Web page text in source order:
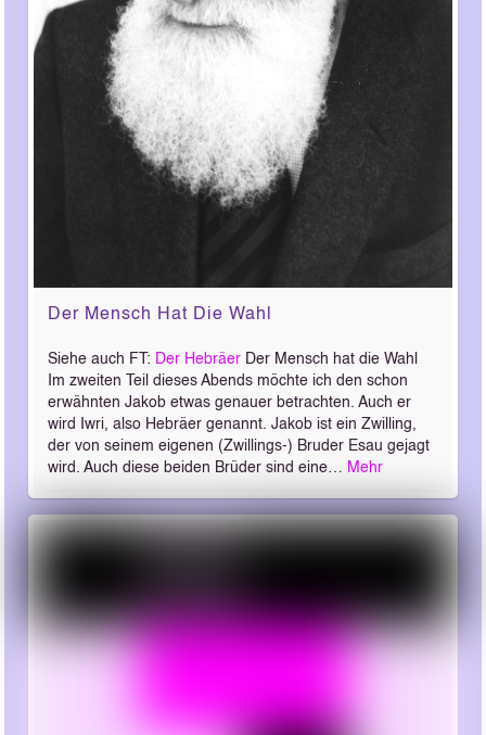
Der Mensch Hat Die Wahl
Siehe auch FT: Der Hebräer Der Mensch hat die Wahl
Im zweiten Teil dieses Abends möchte ich den schon
erwähnten Jakob etwas genauer betrachten. Auch er
wird Iwri, also Hebräer genannt. Jakob ist ein Zwilling,
der von seinem eigenen (Zwillings-) Bruder Esau gejagt
wird. Auch diese beiden Brüder sind eine… Mehr